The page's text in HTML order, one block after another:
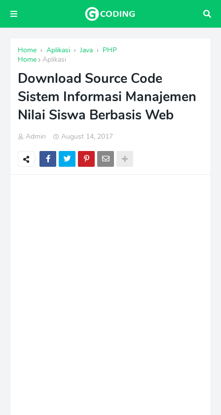
Home › Aplikasi › Java › PHP
Home
Aplikasi
Download Source Code
Sistem Informasi Manajemen
Nilai Siswa Berbasis Web
Admin August 14, 2017